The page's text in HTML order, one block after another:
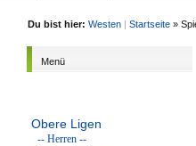
Du bist hier: Westen | Startseite »
Menü
Obere Ligen
-- Herren --